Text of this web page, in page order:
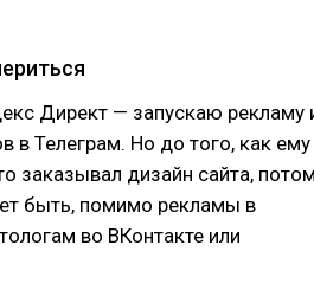
Директ — запускаю рекламу
в Телеграм. Но до того, как ему
заказывал дизайн сайта,
быть, помимо рекламы в
во ВКонтакте или